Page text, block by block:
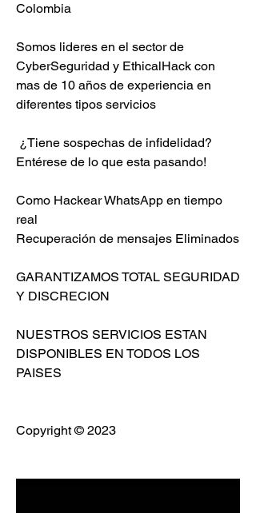
Colombia
Somos lideres en el sector de
CyberSeguridad y EthicalHack con
mas de 10 años de experiencia en
diferentes tipos servicios
Como Hackear WhatsApp en tiempo
real
GARANTIZAMOS TOTAL SEGURIDAD
Y DISCRECION
NUESTROS SERVICIOS ESTAN
DISPONIBLES EN TODOS LOS
PAISES
Copyright © 2023